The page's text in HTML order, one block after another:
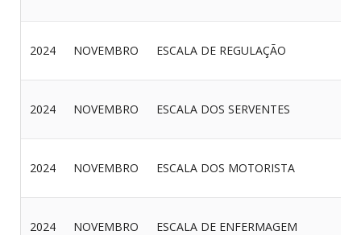
2024 NOVEMBRO ESCALA DE REGULAÇÃO
2024 NOVEMBRO ESCALA DOS SERVENTES
2024 NOVEMBRO ESCALA DOS MOTORISTA
2024 NOVEMBRO ESCALA DE ENFERMAGEM